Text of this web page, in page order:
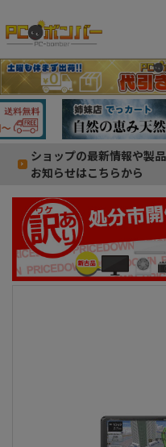
ショップの最新情報や製
お知らせはこちらから